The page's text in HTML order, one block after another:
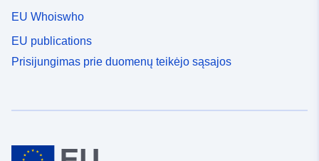
EU Whoiswho
EU publications
Prisijungimas prie duomenų teikėjo sąsajos